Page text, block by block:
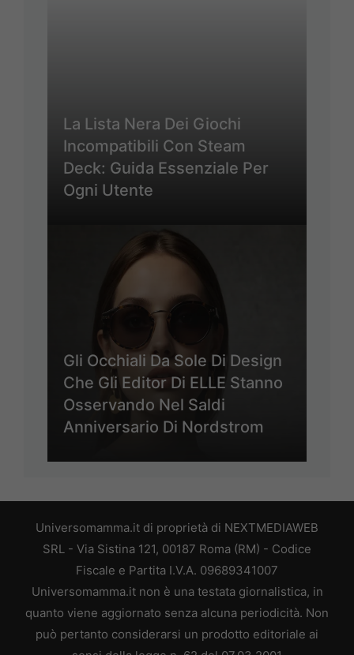
La Lista Nera Dei Giochi
Incompatibili Con Steam
Deck: Guida Essenziale Per
Ogni Utente
Gli Occhiali Da Sole Di Design
Che Gli Editor Di ELLE Stanno
Osservando Nel Saldi
Anniversario Di Nordstrom
Universomamma.it di proprietà di NEXTMEDIAWEB
SRL - Via Sistina 121, 00187 Roma (RM) - Codice
Fiscale e Partita I.V.A. 09689341007
Universomamma.it non è una testata giornalistica, in
quanto viene aggiornato senza alcuna periodicità. Non
può pertanto considerarsi un prodotto editoriale ai